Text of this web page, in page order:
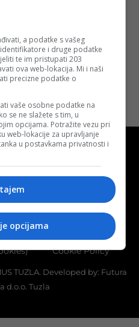
Terms of use
Cookie Policy
TUZLA. Developed by: Futura
d.o.o. Tuzla
a podatke s vašeg
i druge podatke
te im pristupati 203
ova web-lokacija. Mi i naši
precizne podatke o
vaše osobne podatke na
se ne slažete s tim, u
opcijama. Potražite vezu pri
web-lokacije za upravljanje
u postavkama privatnosti i
opcijama